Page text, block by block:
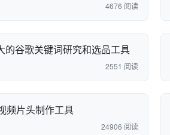
4676 阅读
的谷歌关键词研究和选品工具
2551 阅读
频片头制作工具
24906 阅读